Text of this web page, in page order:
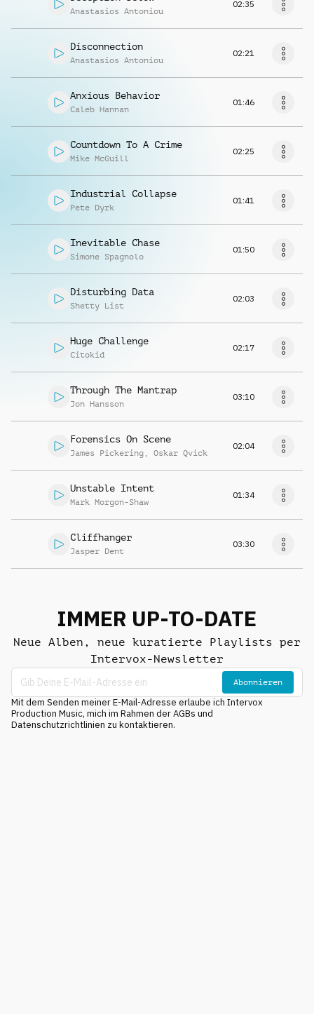
Anastasios Antoniou
02:35
Disconnection
Anastasios Antoniou
02:21
Anxious Behavior
Caleb Hannan
01:46
Countdown To A Crime
Mike McGuill
02:25
Industrial Collapse
Pete Dyrk
01:41
Inevitable Chase
Simone Spagnolo
01:50
Disturbing Data
Shetty List
02:03
Huge Challenge
Citokid
02:17
Through The Mantrap
Jon Hansson
03:10
Forensics On Scene
James Pickering , Oskar Qvick
02:04
Unstable Intent
Mark Morgon-Shaw
01:34
Cliffhanger
Jasper Dent
03:30
IMMER UP-TO-DATE
Neue Alben, neue kuratierte Playlists per
Intervox-Newsletter
Abonnieren
Mit dem Senden meiner E-Mail-Adresse erlaube ich Intervox
Production Music, mich im Rahmen der AGBs und
Datenschutzrichtlinien zu kontaktieren.